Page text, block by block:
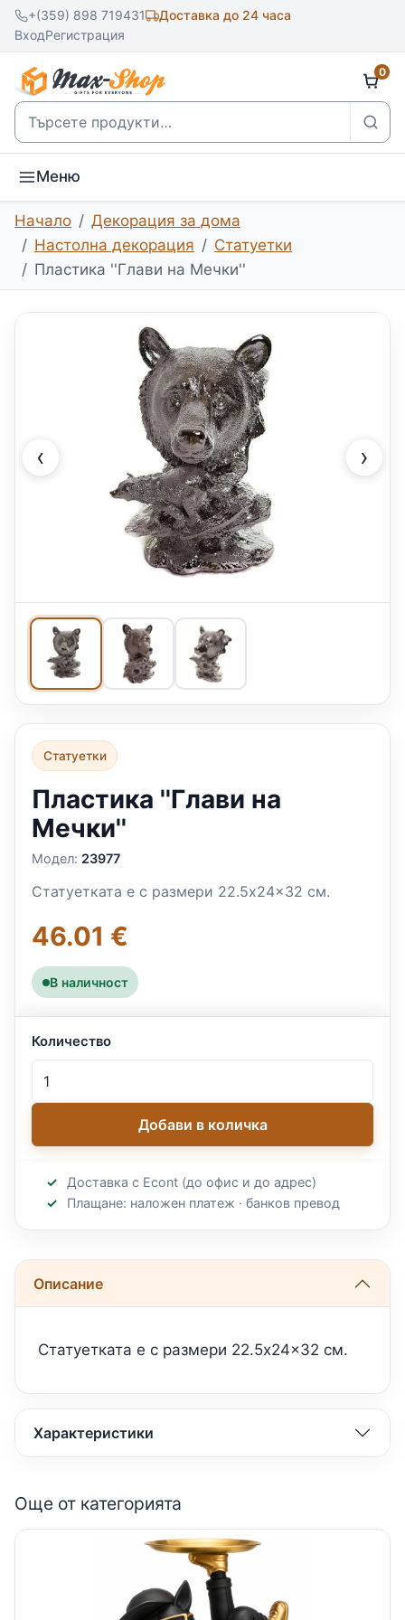
+(359) 898 719431
Доставка до 24 часа
ВходРегистрация
Търсене
0
Меню
Начало
Декорация за дома
Настолна декорация
Статуетки
Пластика ''Глави на Мечки''
‹ ›
Статуетки
Пластика ''Глави на
Мечки''
Модел: 23977
Статуетката е с размери 22.5x24x32 см.
46.01 €
В наличност
Количество
Добави в количка
Доставка с Econt (до офис и до адрес)
Плащане: наложен платеж · банков превод
Описание
Статуетката е с размери 22.5x24x32 см.
Характеристики
Още от категорията